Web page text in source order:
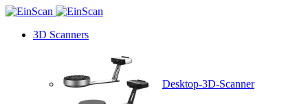
3D Scanners
Desktop-3D-Scanner